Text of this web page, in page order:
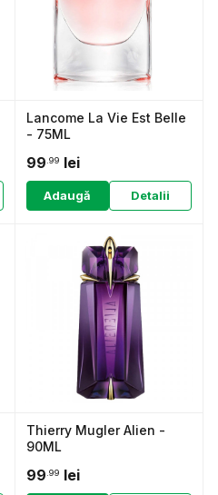
Lancome La Vie Est Belle
- 75ML
99 .99 lei
Adaugă Detalii
Thierry Mugler Alien -
90ML
99 .99 lei